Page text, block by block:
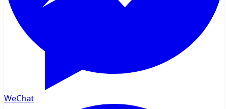
WeChat